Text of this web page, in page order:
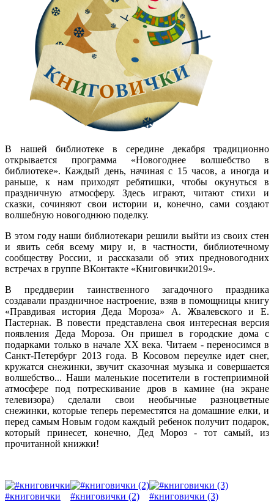
В нашей библиотеке в середине декабря традиционно
открывается программа «Новогоднее волшебство в
библиотеке». Каждый день, начиная с 15 часов, а иногда и
раньше, к нам приходят ребятишки, чтобы окунуться в
праздничную атмосферу. Здесь играют, читают стихи и
сказки, сочиняют свои истории и, конечно, сами создают
волшебную новогоднюю поделку.
В этом году наши библиотекари решили выйти из своих стен
и явить себя всему миру и, в частности, библиотечному
сообществу России, и рассказали об этих предновогодних
встречах в группе ВКонтакте «Книговички2019».
В преддверии таинственного загадочного праздника
создавали праздничное настроение, взяв в помощницы книгу
«Правдивая история Деда Мороза» А. Жвалевского и Е.
Пастернак. В повести представлена своя интересная версия
появления Деда Мороза. Он пришел в городские дома с
подарками только в начале ХХ века. Читаем - переносимся в
Санкт-Петербург 2013 года. В Косовом переулке идет снег,
кружатся снежинки, звучит сказочная музыка и совершается
волшебство... Наши маленькие посетители в гостеприимной
атмосфере под потрескивание дров в камине (на экране
телевизора) сделали свои необычные разноцветные
снежинки, которые теперь переместятся на домашние елки, и
перед самым Новым годом каждый ребенок получит подарок,
который принесет, конечно, Дед Мороз - тот самый, из
прочитанной книжки!
#книговички #книговички (2) #книговички (3)